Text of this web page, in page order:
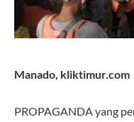
Manado, kliktimur.com
PROPAGANDA yang